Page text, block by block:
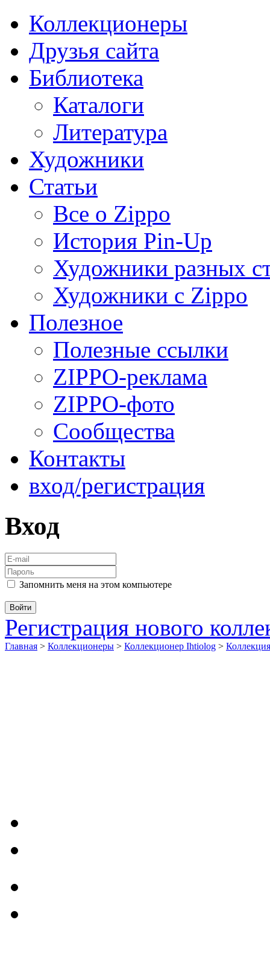
Коллекционеры
Друзья сайта
Библиотека
Каталоги
Литература
Художники
Статьи
Все о Zippo
История Pin-Up
Художники разных
Художники с Zippo
Полезное
Полезные ссылки
ZIPPO-реклама
ZIPPO-фото
Сообщества
Контакты
вход/регистрация
Вход
Запомнить меня на этом компьютере
Регистрация нового
Главная > Коллекционеры > Коллекционер Ihtiolog >